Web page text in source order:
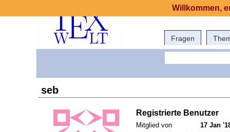
Fragen
seb
Registrierte Benutzer
Mitglied von
17 Jan
Willkommen,